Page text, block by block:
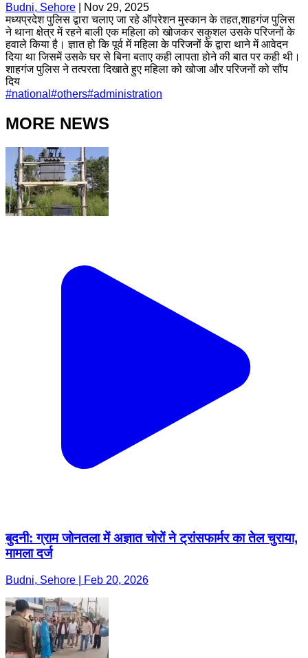
Budni, Sehore
Nov 29, 2025
मध्यप्रदेश पुलिस द्वारा चलाए जा रहे ऑपरेशन मुस्कान के तहत,शाहगंज पुलिस
ने थाना क्षेत्र में रहने बाली एक महिला को खोजकर सकुशल उसके परिजनों के
हवाले किया है। ज्ञात हो कि पूर्व में महिला के परिजनों के द्वारा थाने में आवेदन
दिया था जिसमें उसके घर से बिना बताए कही लापता होने की बात पर कही थी।
शाहगंज पुलिस ने तत्परता दिखाते हुए महिला को खोजा और परिजनों को सौंप
दिय
#national #others#administration
MORE NEWS
बुदनी: ग्राम जोनतला में अज्ञात चोरों ने ट्रांसफार्मर का तेल चुराया,
मामला दर्ज
Budni, Sehore | Feb 20, 2026